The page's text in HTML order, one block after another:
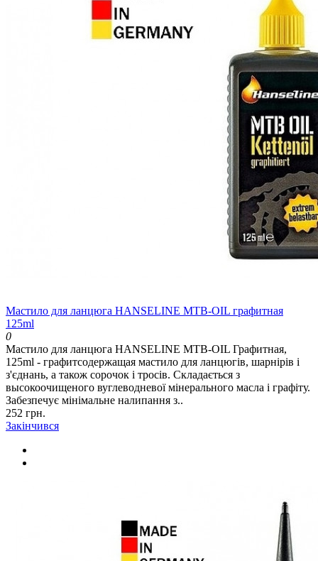
Мастило для ланцюга HANSELINE MTB-OIL графитная
125ml
0
Мастило для ланцюга HANSELINE MTB-OIL Графитная,
125ml - графитсодержащая мастило для ланцюгів, шарнірів і
з'єднань, а також сорочок і тросів. Складається з
высокоочищеного вуглеводневої мінерального масла і графіту.
Забезпечує мінімальне налипання з..
252 грн.
Закінчився